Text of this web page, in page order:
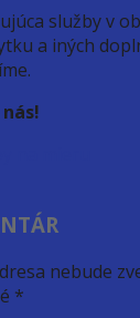
služby v
a iných
nebude
*